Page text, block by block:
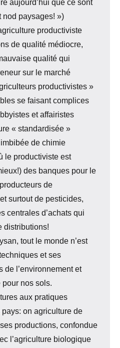
aujourd’hui que ce sont
nod paysages! »)
productiviste
de qualité médiocre,
qualité qui
sur le marché
productivistes »
se faisant complices
et affairistes
« standardisée »
de chimie
le productiviste est
des banques pour le
de
surtout de pesticides,
centrales d’achats qui
distributions!
tout le monde n’est
et ses
de l’environnement et
nos sols.
aux pratiques
on agriculture de
productions, confondue
l’agriculture biologique